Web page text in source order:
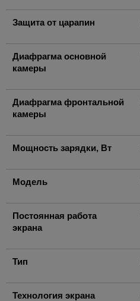
Защита от царапин
Диафрагма основной
камеры
Диафрагма фронтальной
камеры
Мощность зарядки, Вт
Модель
Постоянная работа
экрана
Тип
Технология экрана